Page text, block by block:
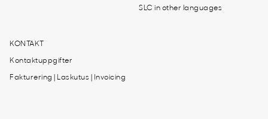
SLC in other languages
KONTAKT
Kontaktuppgifter
Fakturering | Laskutus | Invoicing